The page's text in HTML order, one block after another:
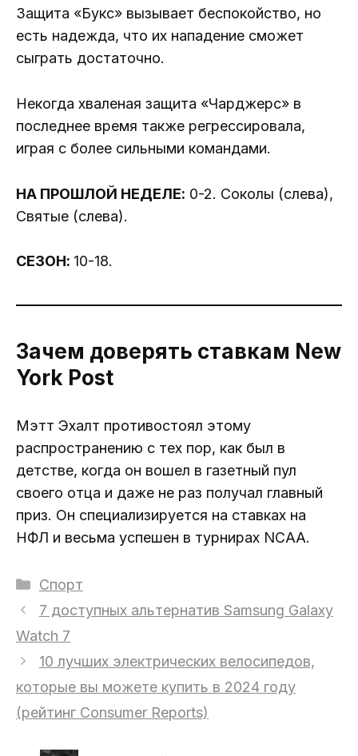
Защита «Букс» вызывает беспокойство, но
есть надежда, что их нападение сможет
сыграть достаточно.
Некогда хваленая защита «Чарджерс» в
последнее время также регрессировала,
играя с более сильными командами.
НА ПРОШЛОЙ НЕДЕЛЕ: 0-2. Соколы (слева),
Святые (слева).
СЕЗОН: 10-18.
Зачем доверять ставкам New
York Post
Мэтт Эхалт противостоял этому
распространению с тех пор, как был в
детстве, когда он вошел в газетный пул
своего отца и даже не раз получал главный
приз. Он специализируется на ставках на
НФЛ и весьма успешен в турнирах NCAA.
Рубрики
Спорт
7 доступных альтернатив Samsung Galaxy
Watch 7
10 лучших электрических велосипедов,
которые вы можете купить в 2024 году
(рейтинг Consumer Reports)